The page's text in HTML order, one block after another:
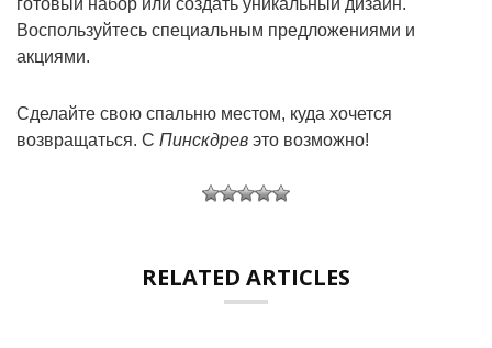
готовый набор или создать уникальный дизайн.
Воспользуйтесь специальным предложениями и
акциями.
Сделайте свою спальню местом, куда хочется
возвращаться. С Пинскдрев это возможно!
RELATED ARTICLES